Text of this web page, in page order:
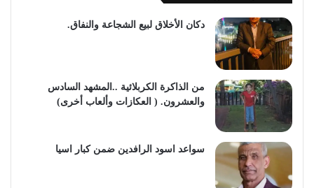
دكان الأخلاق لبيع الشجاعة والنفاق.
من الذاكرة الكربلائية ..المشهد السادس
والعشرون. ( العكازات وألعاب أخرى)
سواعد اسود الرافدين ضمن كبار اسيا